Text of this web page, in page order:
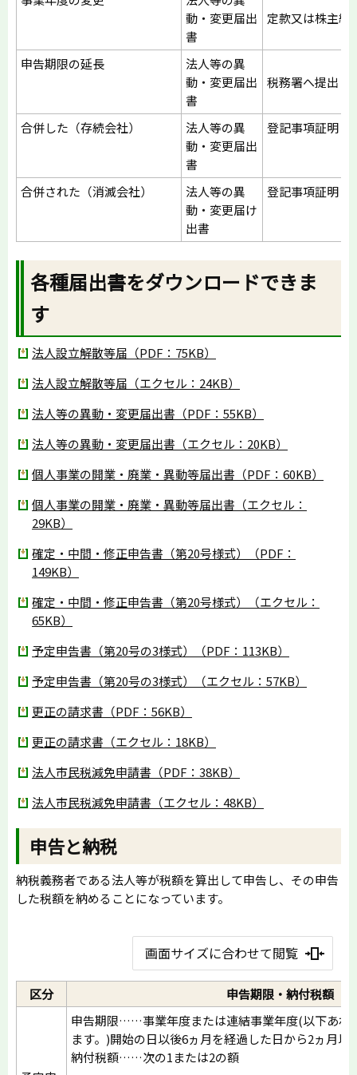
動・変更届出
書
定款又は株主総
申告期限の延長
法人等の異
動・変更届出
書
税務署へ提出し
合併した（存続会社）
法人等の異
動・変更届出
書
登記事項証明と
合併された（消滅会社）
法人等の異
動・変更届け
出書
登記事項証明（
各種届出書をダウンロードできま
す
法人設立解散等届（PDF：75KB）
法人設立解散等届（エクセル：24KB）
法人等の異動・変更届出書（PDF：55KB）
法人等の異動・変更届出書（エクセル：20KB）
個人事業の開業・廃業・異動等届出書（PDF：60KB）
個人事業の開業・廃業・異動等届出書（エクセル：
29KB）
確定・中間・修正申告書（第20号様式）（PDF：
149KB）
確定・中間・修正申告書（第20号様式）（エクセル：
65KB）
予定申告書（第20号の3様式）（PDF：113KB）
予定申告書（第20号の3様式）（エクセル：57KB）
更正の請求書（PDF：56KB）
更正の請求書（エクセル：18KB）
法人市民税減免申請書（PDF：38KB）
法人市民税減免申請書（エクセル：48KB）
申告と納税
納税義務者である法人等が税額を算出して申告し、その申告
した税額を納めることになっています。
画面サイズに合わせて閲覧
区分 申告期限・納付税額
申告期限……事業年度または連結事業年度(以下あわ
ます。)開始の日以後6ヵ月を経過した日から2ヵ月以
納付税額……次の1または2の額